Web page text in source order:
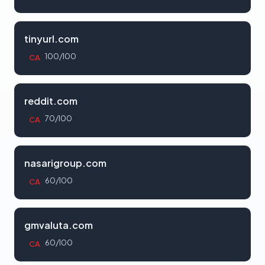
tinyurl.com
CA 100/100
reddit.com
CA 70/100
nasarigroup.com
CA 60/100
gmvaluta.com
CA 60/100